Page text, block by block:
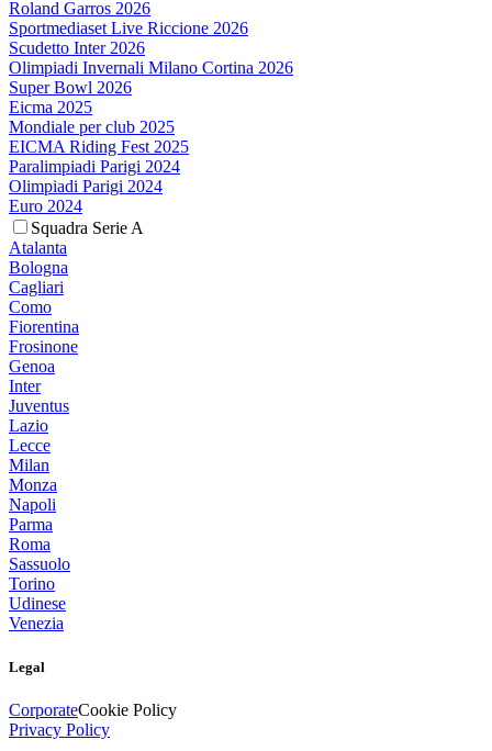
Roland Garros 2026
Sportmediaset Live Riccione 2026
Scudetto Inter 2026
Olimpiadi Invernali Milano Cortina 2026
Super Bowl 2026
Eicma 2025
Mondiale per club 2025
EICMA Riding Fest 2025
Paralimpiadi Parigi 2024
Olimpiadi Parigi 2024
Euro 2024
Squadra Serie A
Atalanta
Bologna
Cagliari
Como
Fiorentina
Frosinone
Genoa
Inter
Juventus
Lazio
Lecce
Milan
Monza
Napoli
Parma
Roma
Sassuolo
Torino
Udinese
Venezia
Legal
CorporateCookie Policy
Privacy Policy